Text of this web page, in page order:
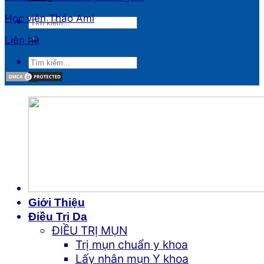
Học viện Thảo Ami
Liên hệ
Giới Thiệu
Điều Trị Da
ĐIỀU TRỊ MỤN
Trị mụn chuẩn y khoa
Lấy nhân mụn Y khoa